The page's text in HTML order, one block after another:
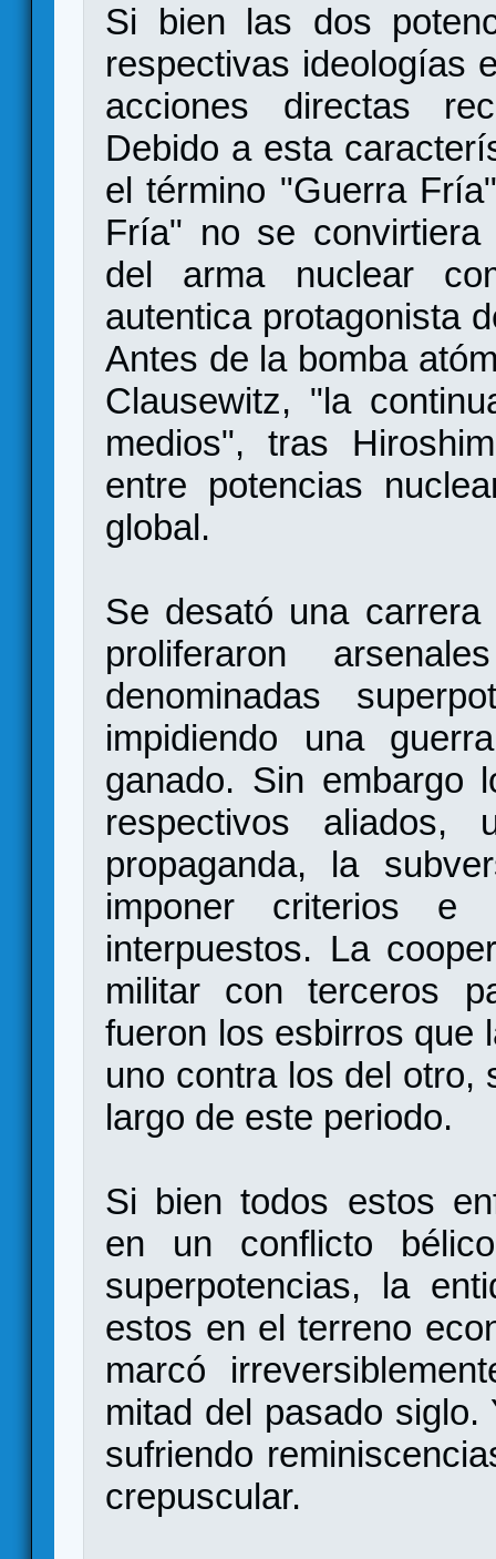
Si bien las dos
respectivas ideologías
acciones directas
Debido a esta
el término "Guerra
Fría" no se
del arma nuclear
autentica protagonista
Antes de la bomba
Clausewitz, "la
medios", tras
entre potencias
global.
Se desató una carrera
proliferaron
denominadas
impidiendo una
ganado. Sin
respectivos aliados,
propaganda, la
imponer criterios e
interpuestos. La
militar con terceros
fueron los esbirros que
uno contra los del otro,
largo de este periodo.
Si bien todos estos
en un conflicto
superpotencias, la
estos en el terreno
marcó
mitad del pasado
sufriendo
crepuscular.